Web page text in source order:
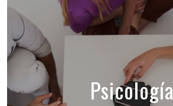
Psicología